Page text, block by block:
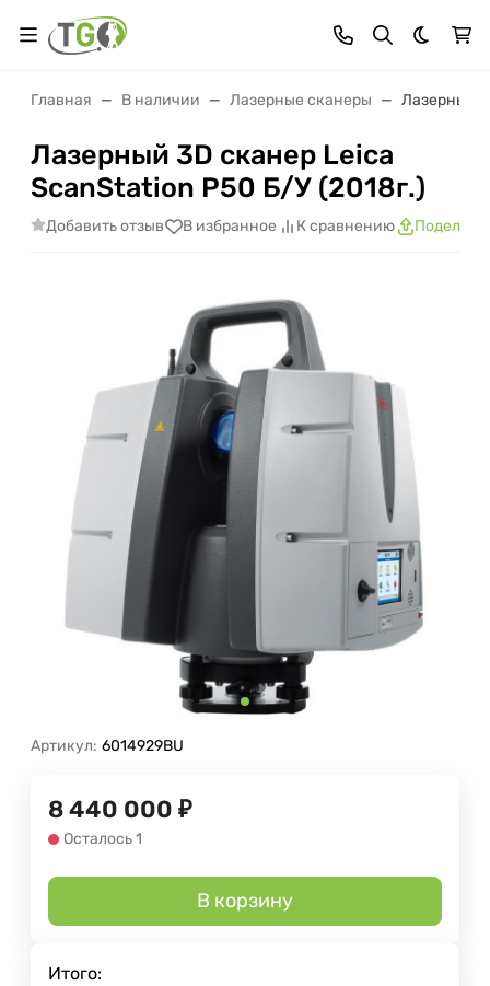
Темная
Главная В наличии Лазерные сканеры Лазерный
Лазерный 3D сканер Leica
ScanStation P50 Б/У (2018г.)
Добавить отзыв В избранное К сравнению
Артикул: 6014929BU
8 440 000 ₽
Осталось 1
В корзину
Итого: